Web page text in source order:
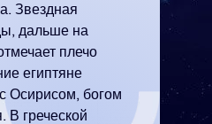
Звездная
дальше на
плечо
египтяне
Осирисом, богом
В греческой